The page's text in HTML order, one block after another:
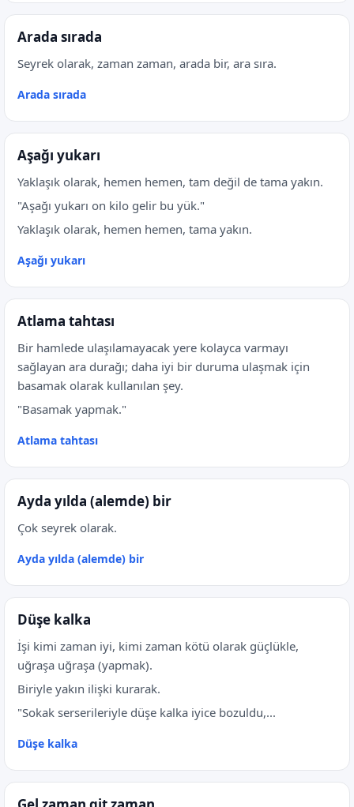
Arada sırada
Seyrek olarak, zaman zaman, arada bir, ara sıra.
Arada sırada
Aşağı yukarı
Yaklaşık olarak, hemen hemen, tam değil de tama yakın.
"Aşağı yukarı on kilo gelir bu yük."
Yaklaşık olarak, hemen hemen, tama yakın.
Aşağı yukarı
Atlama tahtası
Bir hamlede ulaşılamayacak yere kolayca varmayı
sağlayan ara durağı; daha iyi bir duruma ulaşmak için
basamak olarak kullanılan şey.
"Basamak yapmak."
Atlama tahtası
Ayda yılda (alemde) bir
Çok seyrek olarak.
Ayda yılda (alemde) bir
Düşe kalka
İşi kimi zaman iyi, kimi zaman kötü olarak güçlükle,
uğraşa uğraşa (yapmak).
Biriyle yakın ilişki kurarak.
"Sokak serserileriyle düşe kalka iyice bozuldu,...
Düşe kalka